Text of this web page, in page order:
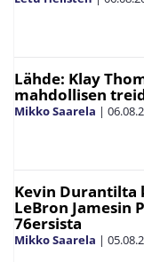
Lähde: Klay
mahdollisen
Mikko Saarela |
Kevin Durantilta
LeBron Jamesin
76ersista
Mikko Saarela |